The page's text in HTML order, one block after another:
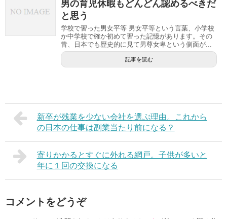
男の育児休暇もどんどん認めるべきだ
と思う
学校で習った男女平等 男女平等という言葉、小学校
か中学校で確か初めて習った記憶があります。その
昔、日本でも歴史的に見て男尊女卑という側面が...
記事を読む
新卒が残業を少ない会社を選ぶ理由。これから
の日本の仕事は副業当たり前になる？
寄りかかるとすぐに外れる網戸。子供が多いと
年に１回の交換になる
コメントをどうぞ